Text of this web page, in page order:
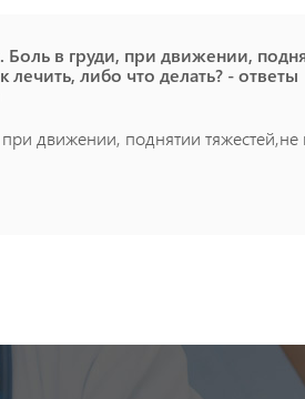
Боль в груди, при движении,
либо что делать? - ответы
движении, поднятии тяжестей,не